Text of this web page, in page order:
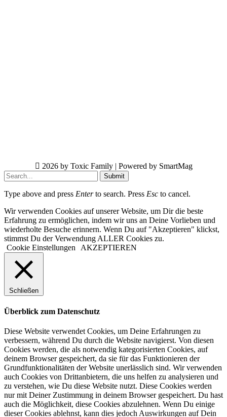
2026 by Toxic Family | Powered by SmartMag
Submit
Type above and press Enterto search. Press Esc to cancel.
Wir verwenden Cookies auf unserer Website, um Dir die beste
Erfahrung zu ermöglichen, indem wir uns an Deine Vorlieben und
wiederholte Besuche erinnern. Wenn Du auf "Akzeptieren" klickst,
stimmst Du der Verwendung ALLER Cookies zu.
Cookie Einstellungen AKZEPTIEREN
Schließen
Überblick zum Datenschutz
Diese Website verwendet Cookies, um Deine Erfahrungen zu
verbessern, während Du durch die Website navigierst. Von diesen
Cookies werden, die als notwendig kategorisierten Cookies, auf
deinem Browser gespeichert, da sie für das Funktionieren der
Grundfunktionalitäten der Website unerlässlich sind. Wir verwenden
auch Cookies von Drittanbietern, die uns helfen zu analysieren und
zu verstehen, wie Du diese Website nutzt. Diese Cookies werden
nur mit Deiner Zustimmung in deinem Browser gespeichert. Du hast
auch die Möglichkeit, diese Cookies abzulehnen. Wenn Du einige
dieser Cookies ablehnst, kann dies jedoch Auswirkungen auf Dein